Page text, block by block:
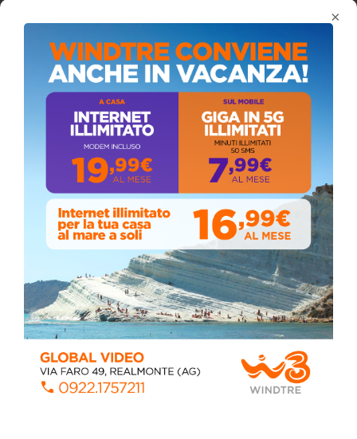
×
Stefano Bissi entra nella Strada degli
Scrittori, celebrazione a Siculiana (VIDEO)
Giovedì, Luglio 30, 2026
La pandemia covid nella provincia agrigentina,
i dati in dettaglio
Lunedì, Luglio 05, 2021
Stefano Bissi entra nella Strada degli
Scrittori, celebrazione a Siculiana
Giovedì, Luglio 30, 2026
📅 ESTATE MEDITERRANEA 2026 – COMUNE DI
SICULIANA
July 24, 2026
Siculiana, concerto del 1° Maggio 2026 in
Campagna
April 14, 2026